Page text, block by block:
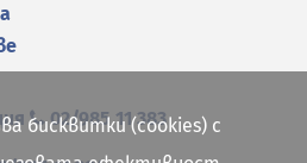
02/985 11 383
бисквитки (cookies) с